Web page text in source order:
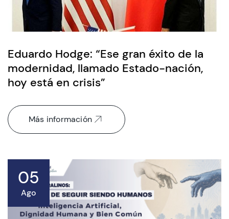
Eduardo Hodge: “Ese gran éxito de la
modernidad, llamado Estado-nación,
hoy está en crisis”
Más información
05
Ago